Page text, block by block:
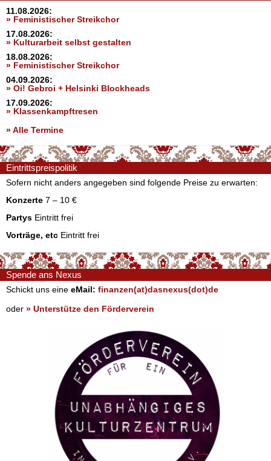
11.08.2026:
» Feministischer Streikchor
17.08.2026:
» Kulturarbeit selbst gestalten
18.08.2026:
» Feministischer Streikchor
04.09.2026:
» Oi! Gebroi + Helsinki Blockheads
17.09.2026:
» Klassenkampftresen
» Alle Termine
Eintrittspreispolitik
Sofern nicht anders angegeben sind folgende Preise zu erwarten:
Konzerte 7 – 10 €
Partys Eintritt frei
Vorträge, etc Eintritt frei
Spende ans Nexus
Schickt uns eine eMail: finanzen(at)dasnexus(dot)de
oder » Unterstütze den Förderverein